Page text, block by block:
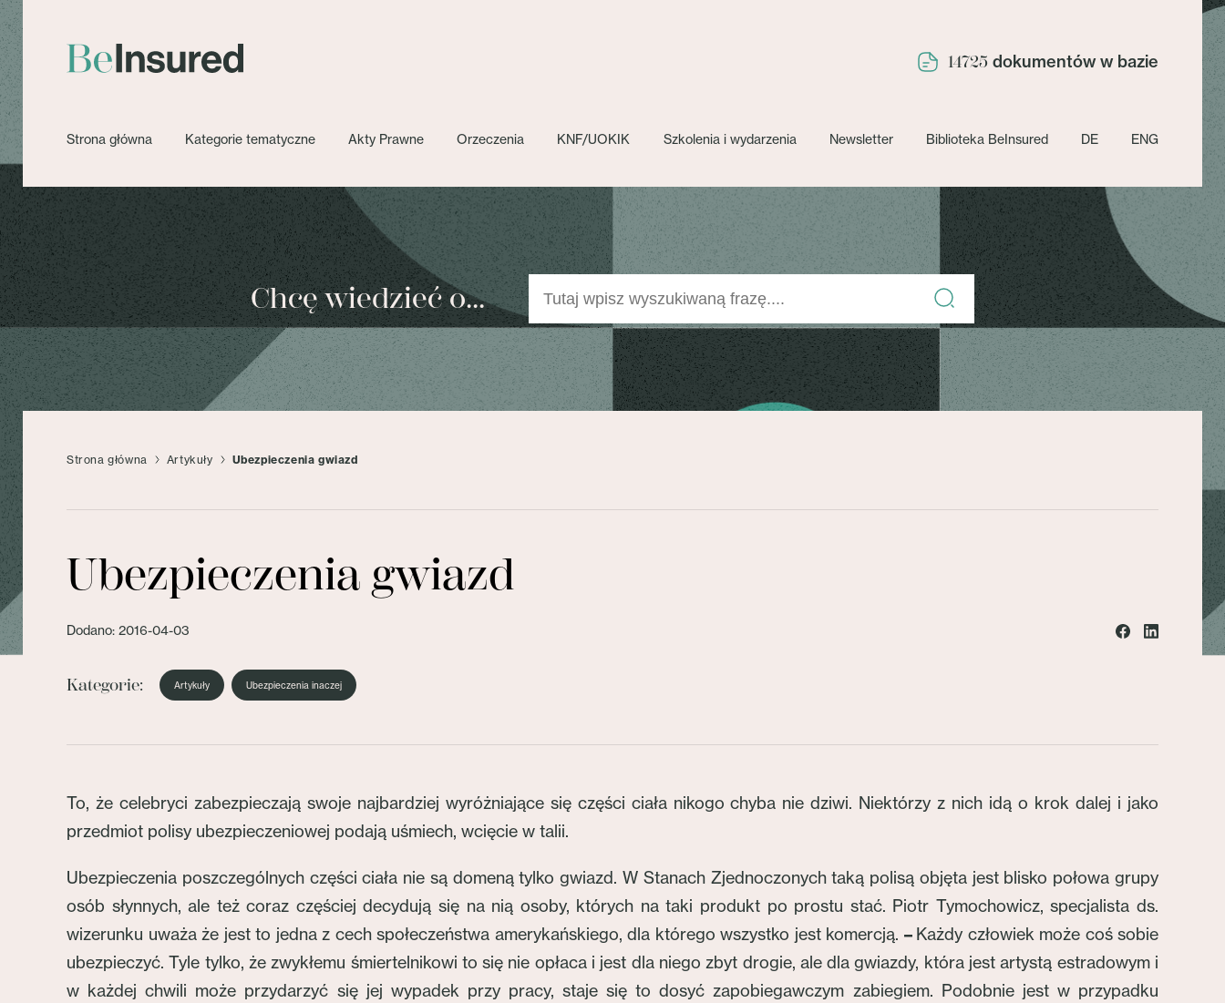
14725 dokumentów w bazie
Strona główna Kategorie tematyczne Akty Prawne Orzeczenia KNF/UOKIK Szkolenia i wydarzenia Newsletter Biblioteka BeInsured DE ENG
Chcę wiedzieć o...
Strona główna Artykuły Ubezpieczenia gwiazd
Ubezpieczenia gwiazd
Dodano: 2016-04-03
Kategorie: Artykuły Ubezpieczenia inaczej
To, że celebryci zabezpieczają swoje najbardziej wyróżniające się części ciała nikogo chyba nie dziwi. Niektórzy z nich idą o krok dalej i jako
przedmiot polisy ubezpieczeniowej podają uśmiech, wcięcie w talii.
Ubezpieczenia poszczególnych części ciała nie są domeną tylko gwiazd. W Stanach Zjednoczonych taką polisą objęta jest blisko połowa grupy
osób słynnych, ale też coraz częściej decydują się na nią osoby, których na taki produkt po prostu stać. Piotr Tymochowicz, specjalista ds.
wizerunku uważa że jest to jedna z cech społeczeństwa amerykańskiego, dla którego wszystko jest komercją. – Każdy człowiek może coś sobie
ubezpieczyć. Tyle tylko, że zwykłemu śmiertelnikowi to się nie opłaca i jest dla niego zbyt drogie, ale dla gwiazdy, która jest artystą estradowym i
w każdej chwili może przydarzyć się jej wypadek przy pracy, staje się to dosyć zapobiegawczym zabiegiem. Podobnie jest w przypadku